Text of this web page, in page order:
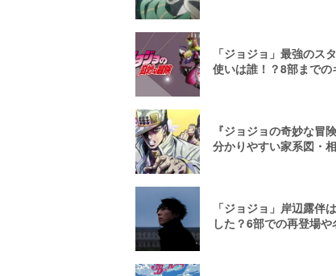
「ジョジョ」最強のス
使いは誰！？8部までの
『ジョジョの奇妙な冒
分かりやすい家系図・
「ジョジョ」岸辺露伴
した？6部での再登場や